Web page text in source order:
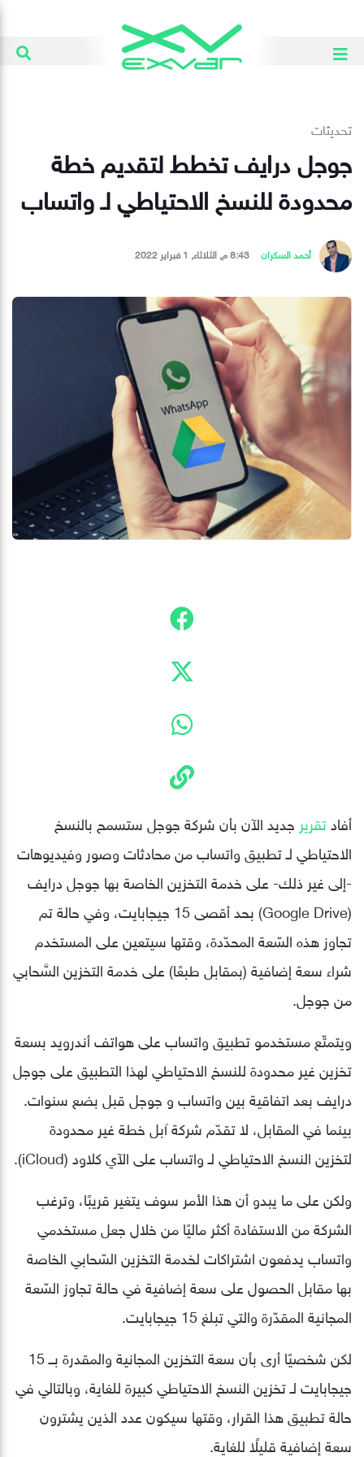
تحديثات
جوجل درايف تخطط لتقديم خطة
محدودة للنسخ الاحتياطي لـ واتساب
أحمد السكران 8:43 م, الثلاثاء, 1 فبراير 2022
أفادتقرير جديد الآن بأن شركة جوجل ستسمح بالنسخ
الاحتياطي لـ تطبيق واتساب من محادثات وصور وفيديوهات
-إلى غير ذلك- على خدمة التخزين الخاصة بها جوجل درايف
(Google Drive) بحد أقصى 15 جيجابايت، وفي حالة تم
تجاوز هذه السّعة المحدّدة، وقتها سيتعين على المستخدم
شراء سعة إضافية (بمقابل طبعًا) على خدمة التخزين السَّحابي
من جوجل.
ويتمتّع مستخدمو تطبيق واتساب على هواتف أندرويد بسعة
تخزين غير محدودة للنسخ الاحتياطي لهذا التطبيق على جوجل
درايف بعد اتفاقية بين واتساب و جوجل قبل بضع سنوات.
بينما في المقابل، لا تقدّم شركة آبل خطة غير محدودة
لتخزين النسخ الاحتياطي لـ واتساب على الآي كلاود (iCloud).
ولكن على ما يبدو أن هذا الأمر سوف يتغير قريبًا، وترغب
الشركة من الاستفادة أكثر ماليًا من خلال جعل مستخدمي
واتساب يدفعون اشتراكات لخدمة التخزين السّحابي الخاصة
بها مقابل الحصول على سعة إضافية في حالة تجاوز السّعة
المجانية المقدّرة والتي تبلغ 15 جيجابايت.
لكن شخصيًا أرى بأن سعة التخزين المجانية والمقدرة بــ 15
جيجابايت لـ تخزين النسخ الاحتياطي كبيرة للغاية، وبالتالي في
حالة تطبيق هذا القرار، وقتها سيكون عدد الذين يشترون
سعة إضافية قليلًا للغاية.